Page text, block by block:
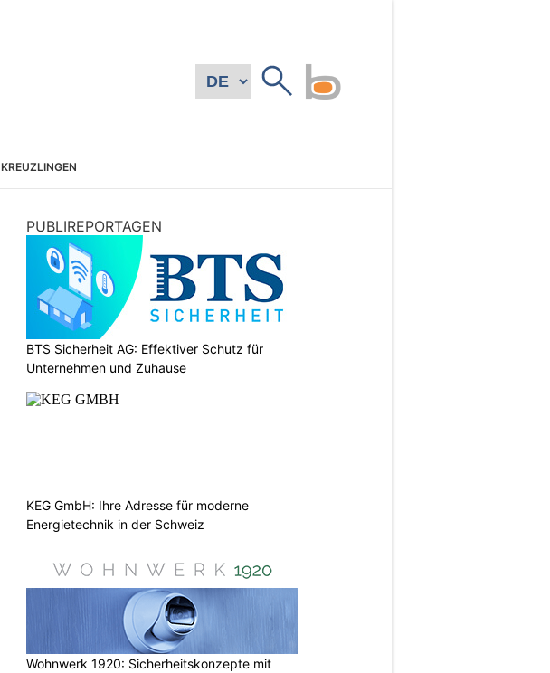
KREUZLINGEN
PUBLIREPORTAGEN
BTS Sicherheit AG: Effektiver Schutz für
Unternehmen und Zuhause
KEG GmbH: Ihre Adresse für moderne
Energietechnik in der Schweiz
Wohnwerk 1920: Sicherheitskonzepte mit